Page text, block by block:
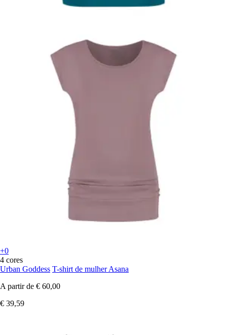
+0
4 cores
Urban Goddess T-shirt de mulher Asana
A partir de € 60,00
€ 39,59